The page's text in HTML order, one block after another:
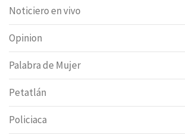
Noticiero en vivo
Opinion
Palabra de Mujer
Petatlán
Policiaca